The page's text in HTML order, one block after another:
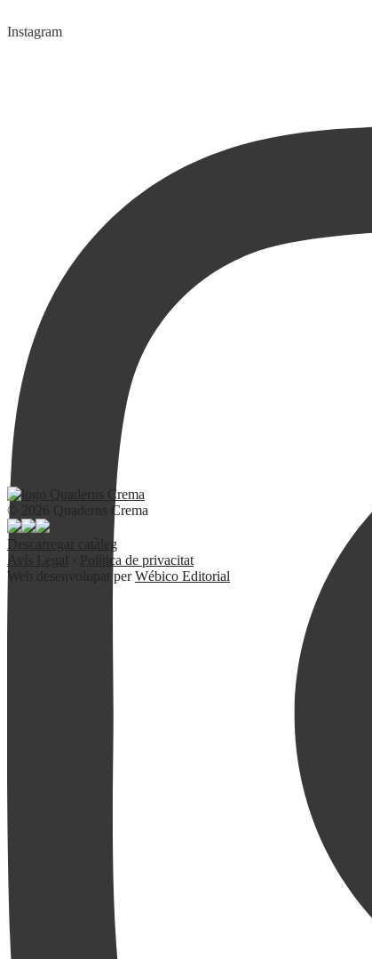
Instagram
© 2026 Quaderns Crema
Descarregar catàleg
Avís Legal
Política de privacitat
Web desenvolupat perWébico Editorial